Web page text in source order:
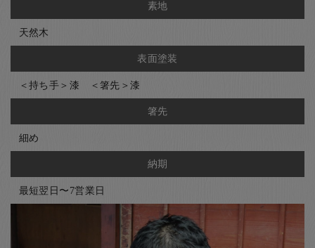
素地
天然木
表面塗装
＜持ち手＞漆 ＜箸先＞漆
箸先
細め
納期
最短翌日〜7営業日